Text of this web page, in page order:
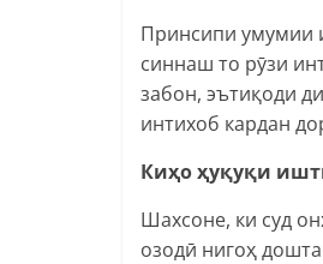
Принсипи умумии
синнаш то рӯзи
забон, эътиқоди
интихоб кардан
Киҳо ҳуқуқи
Шахсоне, ки суд
озодӣ нигоҳ